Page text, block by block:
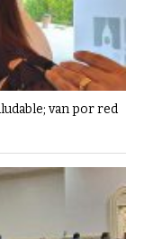
van por red